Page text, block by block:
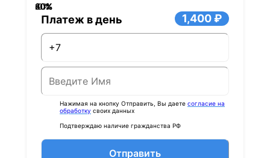
0%
20%
40%
60%
80%
Платеж в день 1,400 ₽
Нажимая на кнопку Отправить, Вы даете согласие на
обработку своих данных
Подтверждаю наличие гражданства РФ
Отправить